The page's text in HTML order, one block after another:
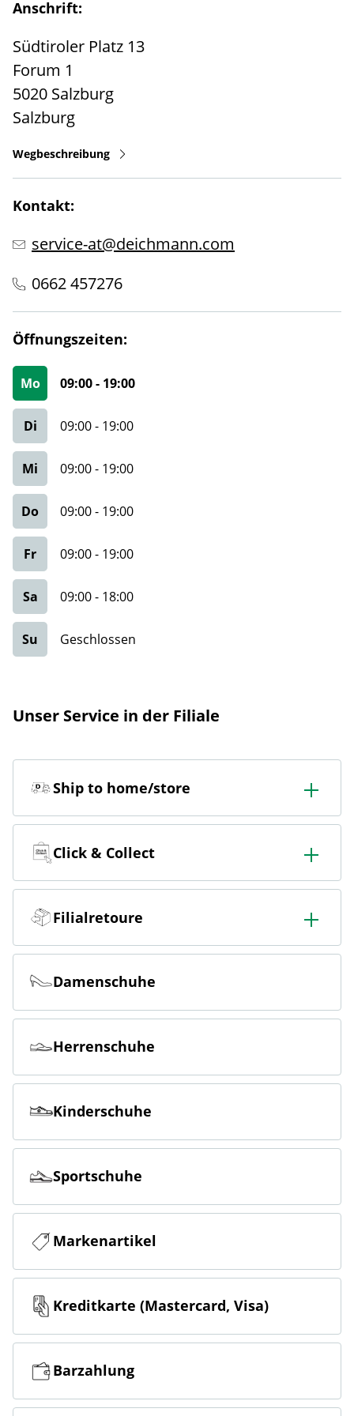
Anschrift:
Südtiroler Platz 13
Forum 1
5020 Salzburg
Salzburg
Wegbeschreibung
Kontakt:
service-at@deichmann.com
0662 457276
Öffnungszeiten:
Mo 09:00- 19:00
Di 09:00- 19:00
Mi 09:00- 19:00
Do 09:00- 19:00
Fr 09:00- 19:00
Sa 09:00- 18:00
Su Geschlossen
Unser Service in der Filiale
Ship to home/store
In der Filiale bestellen & in die Filiale oder nach Hause
liefern lassen.
Click & Collect
Online bestellen & kostenlos hier in der Filiale abholen
Filialretoure
Online bestellen & kostenlos in der Filiale zurückgeben
Damenschuhe
Herrenschuhe
Kinderschuhe
Sportschuhe
Markenartikel
Kreditkarte (Mastercard, Visa)
Barzahlung